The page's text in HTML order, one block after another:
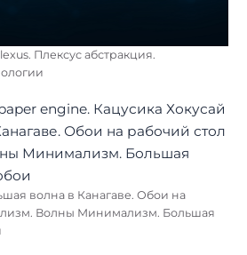
Плексус абстракция.
волна в Канагаве. Обои на
Волны Минимализм. Большая